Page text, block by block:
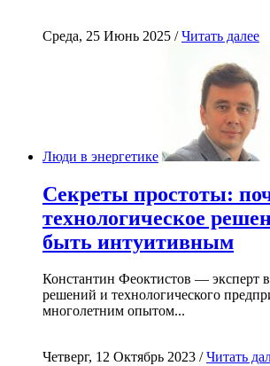
Среда, 25 Июнь 2025 /Читать далее
Люди в энергетике
Секреты простоты:
технологическое
быть интуитивным
Константин Феоктистов — эксперт в
решений и технологического
многолетним опытом...
Четверг, 12 Октябрь 2023 /Читать